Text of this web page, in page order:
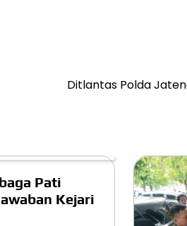
Ditlantas Polda
Pati
Kejari